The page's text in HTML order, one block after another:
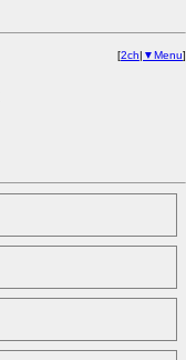
[2ch| ▼Menu]